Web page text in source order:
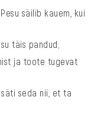
säilib kauem, kui
täis pandud;
ja toote tugevat
seda nii, et ta